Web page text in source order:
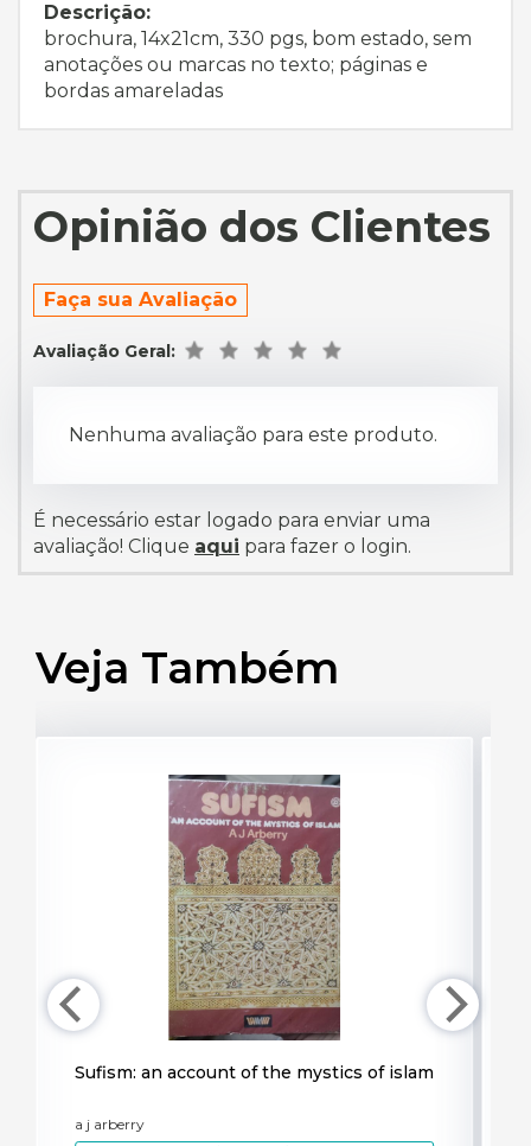
Descrição:
brochura, 14x21cm, 330 pgs, bom estado, sem
anotações ou marcas no texto; páginas e
bordas amareladas
Opinião dos Clientes
Faça sua Avaliação
Avaliação Geral:
Nenhuma avaliação para este produto.
É necessário estar logado para enviar uma
avaliação! Clique aqui para fazer o login.
Veja Também
Sufism: an account of the mystics of islam
a j arberry